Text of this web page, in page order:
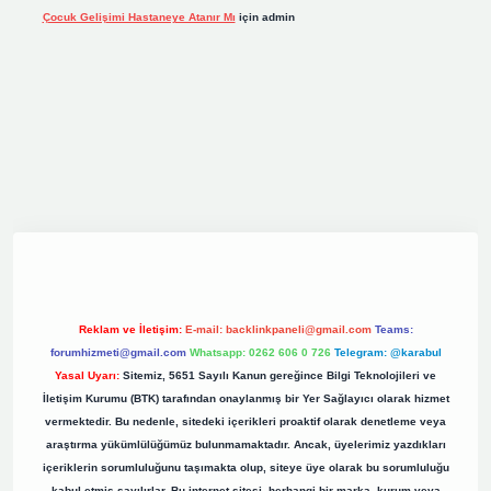
Çocuk Gelişimi Hastaneye Atanır Mı için admin
Reklam ve İletişim: E-mail: backlinkpaneli@gmail.com Teams:
forumhizmeti@gmail.com Whatsapp: 0262 606 0 726 Telegram: @karabul
Yasal Uyarı: Sitemiz, 5651 Sayılı Kanun gereğince Bilgi Teknolojileri ve
İletişim Kurumu (BTK) tarafından onaylanmış bir Yer Sağlayıcı olarak hizmet
vermektedir. Bu nedenle, sitedeki içerikleri proaktif olarak denetleme veya
araştırma yükümlülüğümüz bulunmamaktadır. Ancak, üyelerimiz yazdıkları
içeriklerin sorumluluğunu taşımakta olup, siteye üye olarak bu sorumluluğu